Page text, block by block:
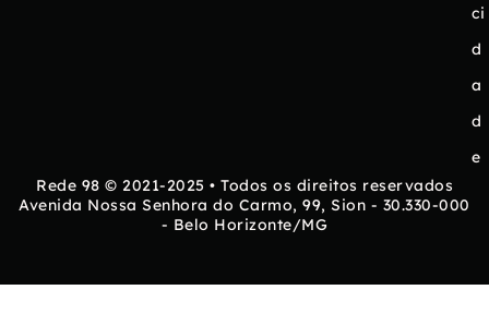
ci
d
a
d
e
Rede 98 © 2021-2025 • Todos os direitos reservados
Avenida Nossa Senhora do Carmo, 99, Sion - 30.330-000
- Belo Horizonte/MG